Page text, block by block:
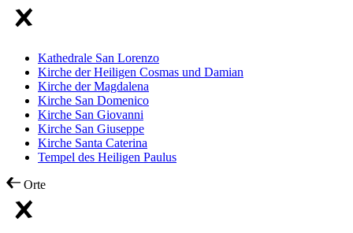
Kathedrale San Lorenzo
Kirche der Heiligen Cosmas und Damian
Kirche der Magdalena
Kirche San Domenico
Kirche San Giovanni
Kirche San Giuseppe
Kirche Santa Caterina
Tempel des Heiligen Paulus
Orte